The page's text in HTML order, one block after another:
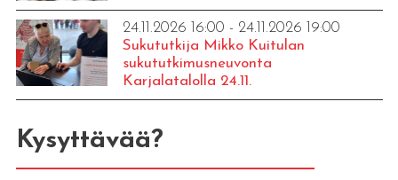
24.11.2026 16:00 - 24.11.2026 19:00
Sukututkija Mikko Kuitulan
sukututkimusneuvonta
Karjalatalolla 24.11.
Kysyttävää?